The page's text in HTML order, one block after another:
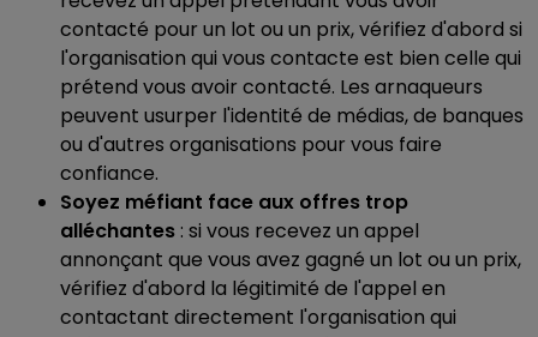
contacté pour un lot ou un prix, vérifiez d'abord si
l'organisation qui vous contacte est bien celle qui
prétend vous avoir contacté. Les arnaqueurs
peuvent usurper l'identité de médias, de banques
ou d'autres organisations pour vous faire
confiance.
Soyez méfiant face aux offres trop
alléchantes : si vous recevez un appel
annonçant que vous avez gagné un lot ou un prix,
vérifiez d'abord la légitimité de l'appel en
contactant directement l'organisation qui